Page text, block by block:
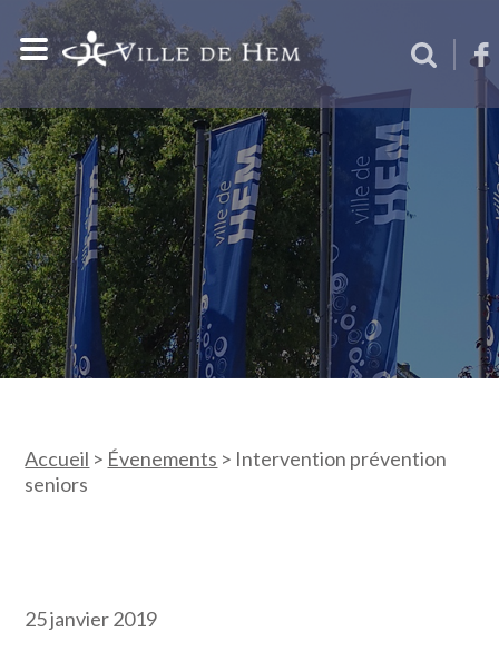
Accueil > Évenements > Intervention prévention
seniors
25 janvier 2019